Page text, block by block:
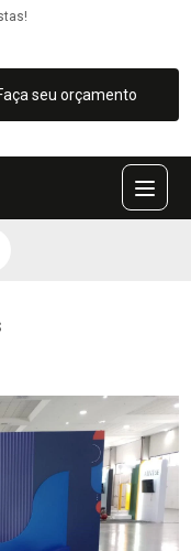
seu orçamento